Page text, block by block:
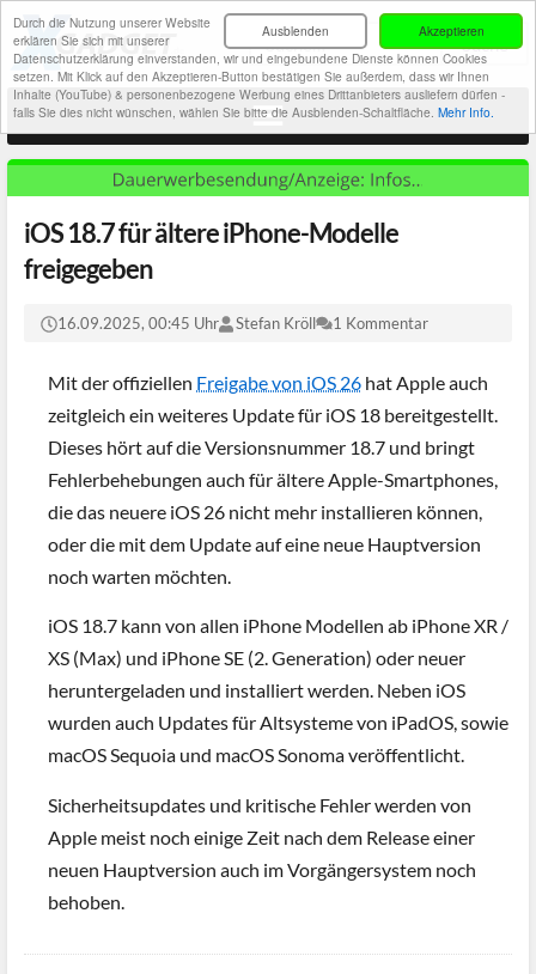
Akzeptieren
Ausblenden
Durch die Nutzung unserer Website
erklären Sie sich mit unserer
Datenschutzerklärung einverstanden, wir und eingebundene Dienste können Cookies
setzen. Mit Klick auf den Akzeptieren-Button bestätigen Sie außerdem, dass wir Ihnen
Inhalte (YouTube) & personenbezogene Werbung eines Drittanbieters ausliefern dürfen -
falls Sie dies nicht wünschen, wählen Sie bitte die Ausblenden-Schaltfläche. Mehr Info.
iOS 18.7 für ältere iPhone-Modelle
freigegeben
16.09.2025, 00:45 Uhr Stefan Kröll 1 Kommentar
Mit der offiziellen Freigabe von iOS 26 hat Apple auch
zeitgleich ein weiteres Update für iOS 18 bereitgestellt.
Dieses hört auf die Versionsnummer 18.7 und bringt
Fehlerbehebungen auch für ältere Apple-Smartphones,
die das neuere iOS 26 nicht mehr installieren können,
oder die mit dem Update auf eine neue Hauptversion
noch warten möchten.
iOS 18.7 kann von allen iPhone Modellen ab iPhone XR /
XS (Max) und iPhone SE (2. Generation) oder neuer
heruntergeladen und installiert werden. Neben iOS
wurden auch Updates für Altsysteme von iPadOS, sowie
macOS Sequoia und macOS Sonoma veröffentlicht.
Sicherheitsupdates und kritische Fehler werden von
Apple meist noch einige Zeit nach dem Release einer
neuen Hauptversion auch im Vorgängersystem noch
behoben.